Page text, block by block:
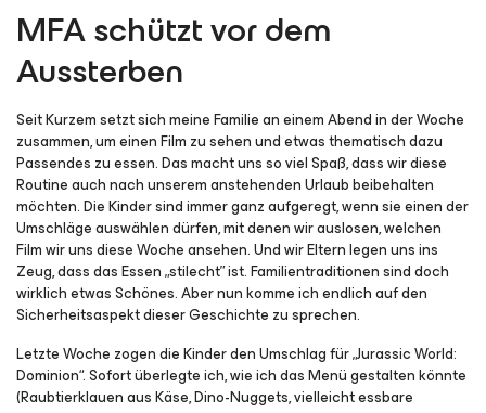
MFA schützt vor dem
Aussterben
Seit Kurzem setzt sich meine Familie an einem Abend in der Woche
zusammen, um einen Film zu sehen und etwas thematisch dazu
Passendes zu essen. Das macht uns so viel Spaß, dass wir diese
Routine auch nach unserem anstehenden Urlaub beibehalten
möchten. Die Kinder sind immer ganz aufgeregt, wenn sie einen der
Umschläge auswählen dürfen, mit denen wir auslosen, welchen
Film wir uns diese Woche ansehen. Und wir Eltern legen uns ins
Zeug, dass das Essen „stilecht” ist. Familientraditionen sind doch
wirklich etwas Schönes. Aber nun komme ich endlich auf den
Sicherheitsaspekt dieser Geschichte zu sprechen.
Letzte Woche zogen die Kinder den Umschlag für „Jurassic World:
Dominion“. Sofort überlegte ich, wie ich das Menü gestalten könnte
(Raubtierklauen aus Käse, Dino-Nuggets, vielleicht essbare